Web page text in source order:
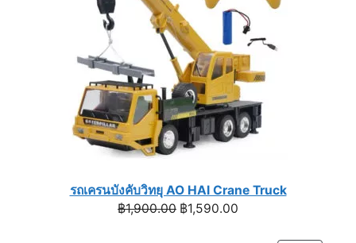
รถเครนบังคับวิทยุ AO HAI Crane Truck
฿1,900.00 Original
฿1,590.00